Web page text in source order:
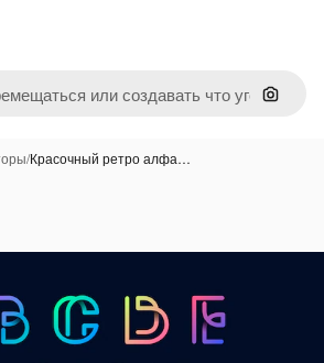
Поиск
/Красочный ретро алфа…